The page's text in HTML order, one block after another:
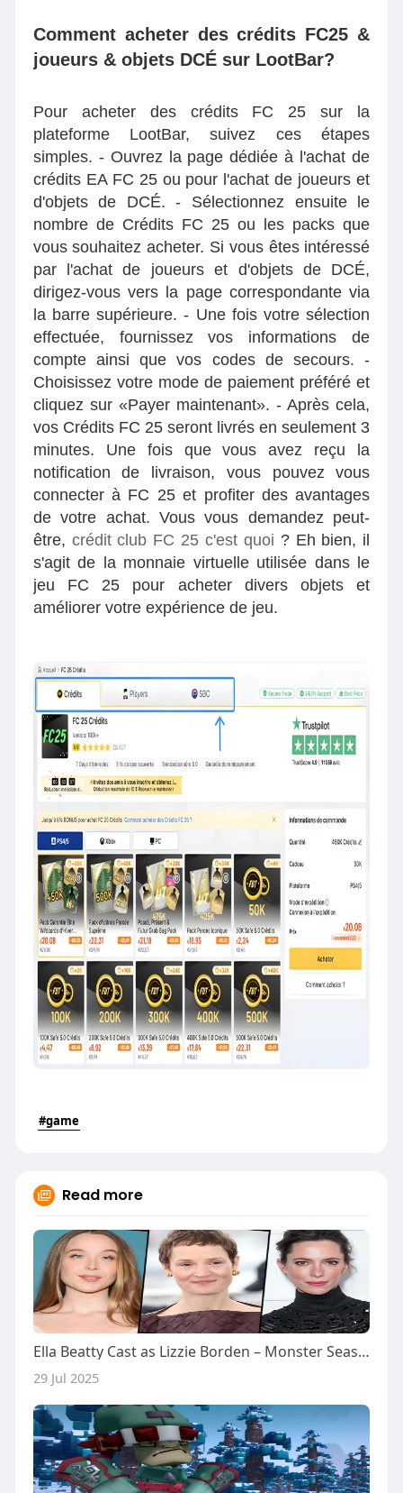
Comment acheter des crédits FC25 &
joueurs & objets DCÉ sur LootBar?
Pour acheter des crédits FC 25 sur la
plateforme LootBar, suivez ces étapes
simples. - Ouvrez la page dédiée à l'achat de
crédits EA FC 25 ou pour l'achat de joueurs et
d'objets de DCÉ. - Sélectionnez ensuite le
nombre de Crédits FC 25 ou les packs que
vous souhaitez acheter. Si vous êtes intéressé
par l'achat de joueurs et d'objets de DCÉ,
dirigez-vous vers la page correspondante via
la barre supérieure. - Une fois votre sélection
effectuée, fournissez vos informations de
compte ainsi que vos codes de secours. -
Choisissez votre mode de paiement préféré et
cliquez sur «Payer maintenant». - Après cela,
vos Crédits FC 25 seront livrés en seulement 3
minutes. Une fois que vous avez reçu la
notification de livraison, vous pouvez vous
connecter à FC 25 et profiter des avantages
de votre achat. Vous vous demandez peut-
être, crédit club FC 25 c'est quoi ? Eh bien, il
s'agit de la monnaie virtuelle utilisée dans le
jeu FC 25 pour acheter divers objets et
améliorer votre expérience de jeu.
#game
Read more
Ella Beatty Cast as Lizzie Borden – Monster Season 4
29 Jul 2025